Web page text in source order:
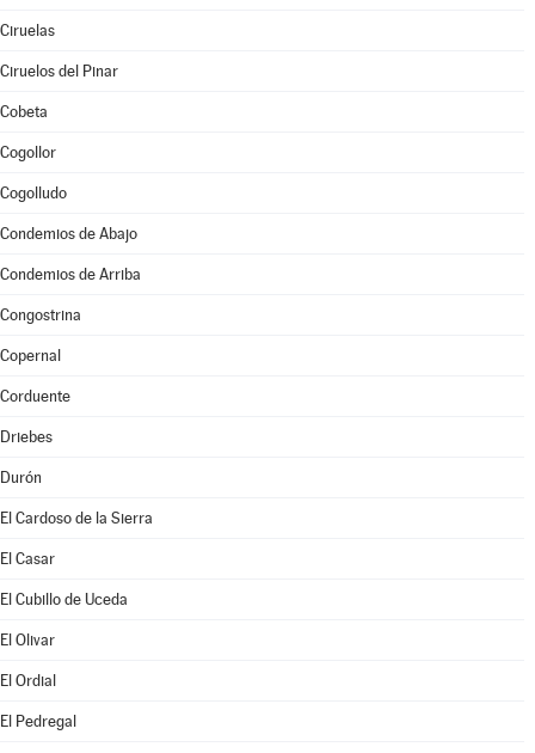
Ciruelas
Ciruelos del Pinar
Cobeta
Cogollor
Cogolludo
Condemios de Abajo
Condemios de Arriba
Congostrina
Copernal
Corduente
Driebes
Durón
El Cardoso de la Sierra
El Casar
El Cubillo de Uceda
El Olivar
El Ordial
El Pedregal